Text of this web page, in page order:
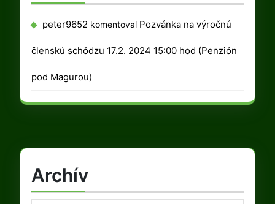
peter9652 komentoval Pozvánka na výročnú
členskú schôdzu 17.2. 2024 15:00 hod (Penzión
pod Magurou)
Archív